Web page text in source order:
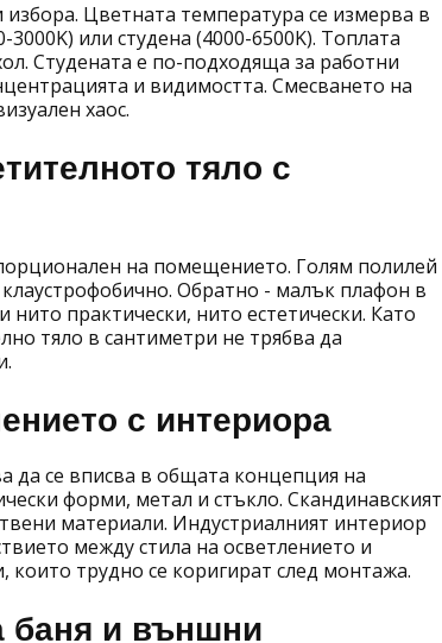
Цветната температура се измерва в
или студена (4000-6500K). Топлата
Студената е по-подходяща за работни
и видимостта. Смесването на
хаос.
тяло с
на помещението. Голям полилей
Обратно - малък плафон в
нито практически, нито естетически. Като
тяло в сантиметри не трябва да
с интериора
да се вписва в общата концепция на
форми, метал и стъкло. Скандинавският
материали. Индустриалният интериор
между стила на осветлението и
които трудно се коригират след монтажа.
баня и външни